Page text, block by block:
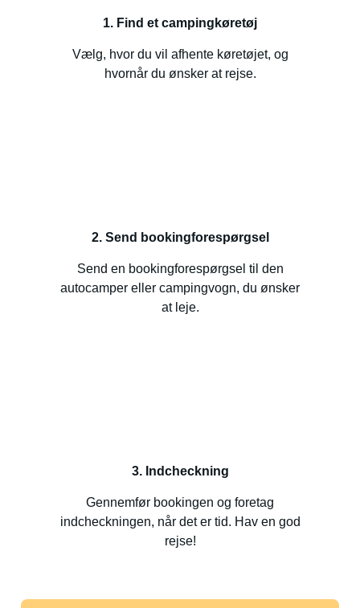
1. Find et campingkøretøj
Vælg, hvor du vil afhente køretøjet, og
hvornår du ønsker at rejse.
2. Send bookingforespørgsel
Send en bookingforespørgsel til den
autocamper eller campingvogn, du ønsker
at leje.
3. Indcheckning
Gennemfør bookingen og foretag
indcheckningen, når det er tid. Hav en god
rejse!